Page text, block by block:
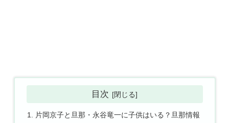
目次
片岡京子と旦那・永谷竜一に子供はいる？旦那情報